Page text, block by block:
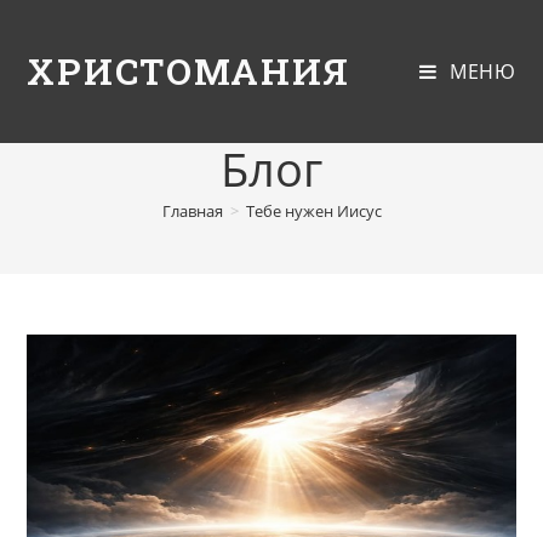
ХРИСТОМАНИЯ МЕНЮ
Блог
Главная > Тебе нужен Иисус